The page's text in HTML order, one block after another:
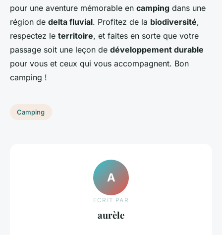
pour une aventure mémorable en camping dans une
région de delta fluvial. Profitez de la biodiversité,
respectez le territoire, et faites en sorte que votre
passage soit une leçon de développement durable
pour vous et ceux qui vous accompagnent. Bon
camping !
Camping
A
ECRIT PAR
aurèle